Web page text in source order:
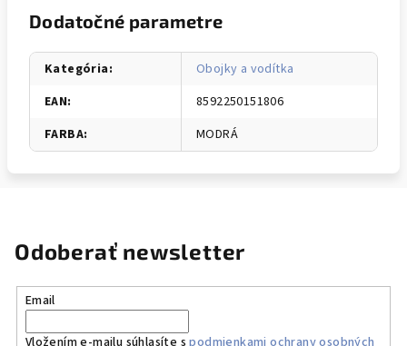
Dodatočné parametre
Kategória:
Obojky a vodítka
EAN:
8592250151806
FARBA: MODRÁ
Odoberať newsletter
Email
Vložením e-mailu súhlasíte spodmienkami ochrany osobných